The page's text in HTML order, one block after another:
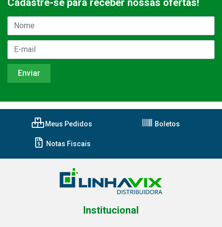
Cadastre-se para receber nossas ofertas!
Meus Pedidos Boletos
Notas Fiscais
Institucional